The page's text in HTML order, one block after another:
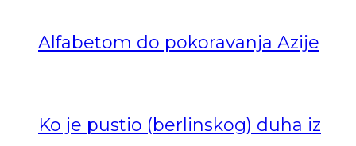
Alfabetom do pokoravanja Azije
Ko je pustio (berlinskog) duha iz